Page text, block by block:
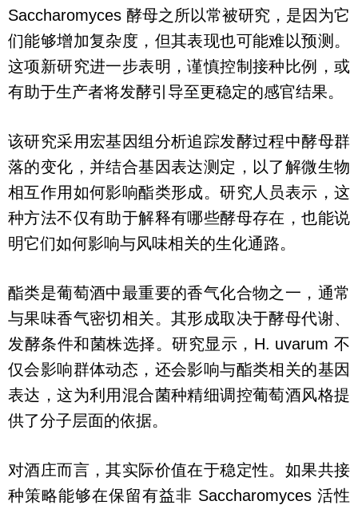
Saccharomyces 酵母之所以常被研究，是因为它
们能够增加复杂度，但其表现也可能难以预测。
这项新研究进一步表明，谨慎控制接种比例，或
有助于生产者将发酵引导至更稳定的感官结果。
该研究采用宏基因组分析追踪发酵过程中酵母群
落的变化，并结合基因表达测定，以了解微生物
相互作用如何影响酯类形成。研究人员表示，这
种方法不仅有助于解释有哪些酵母存在，也能说
明它们如何影响与风味相关的生化通路。
酯类是葡萄酒中最重要的香气化合物之一，通常
与果味香气密切相关。其形成取决于酵母代谢、
发酵条件和菌株选择。研究显示，H. uvarum 不
仅会影响群体动态，还会影响与酯类相关的基因
表达，这为利用混合菌种精细调控葡萄酒风格提
供了分子层面的依据。
对酒庄而言，其实际价值在于稳定性。如果共接
种策略能够在保留有益非 Saccharomyces 活性